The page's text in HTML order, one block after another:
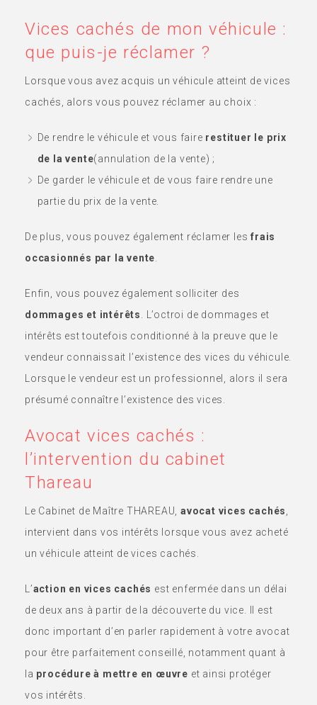
Vices cachés de mon véhicule :
que puis-je réclamer ?
Lorsque vous avez acquis un véhicule atteint de vices
cachés, alors vous pouvez réclamer au choix :
De rendre le véhicule et vous faire restituer le prix
de la vente(annulation de la vente) ;
De garder le véhicule et de vous faire rendre une
partie du prix de la vente.
De plus, vous pouvez également réclamer lesfrais
occasionnés par la vente
Enfin, vous pouvez également solliciter des
dommages et intérêts
. L’octroi de dommages et
intérêts est toutefois conditionné à la preuve que le
vendeur connaissait l’existence des vices du véhicule.
Lorsque le vendeur est un professionnel, alors il sera
présumé connaître l’existence des vices.
Avocat vices cachés :
l’intervention du cabinet
Thareau
Le Cabinet de Maître THAREAU, avocat vices cachés
intervient dans vos intérêts lorsque vous avez acheté
un véhicule atteint de vices cachés.
L’action en vices cachés est enfermée dans un délai
de deux ans à partir de la découverte du vice. Il est
donc important d’en parler rapidement à votre avocat
pour être parfaitement conseillé, notamment quant à
la procédure à mettre en œuvre et ainsi protéger
vos intérêts.